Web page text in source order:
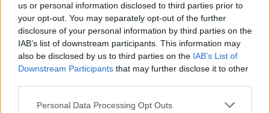
us or personal information disclosed to third parties prior to
your opt-out. You may separately opt-out of the further
disclosure of your personal information by third parties on the
IAB’s list of downstream participants. This information may
also be disclosed by us to third parties on the IAB’s List of
Downstream Participants that may further disclose it to other
Please note that this website/app uses one or more Google
Personal Data Processing Opt Outs
12/09/2025 22:21
Eurobasket 2025: Με χιούμορ, ηρεμιστικά και...
προσευχές είδαν στα social το κακό ματς της
Εθνικής